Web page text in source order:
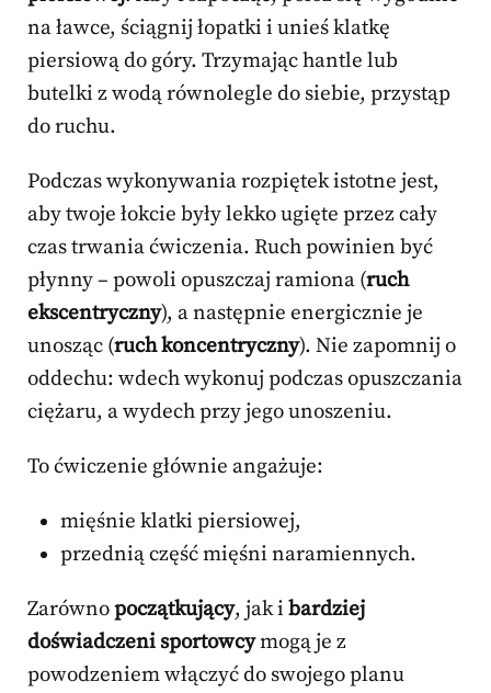
na ławce, ściągnij łopatki i unieś klatkę
piersiową do góry. Trzymając hantle lub
butelki z wodą równolegle do siebie, przystąp
do ruchu.
Podczas wykonywania rozpiętek istotne jest,
aby twoje łokcie były lekko ugięte przez cały
czas trwania ćwiczenia. Ruch powinien być
płynny – powoli opuszczaj ramiona (ruch
ekscentryczny), a następnie energicznie je
unosząc (ruch koncentryczny). Nie zapomnij o
oddechu: wdech wykonuj podczas opuszczania
ciężaru, a wydech przy jego unoszeniu.
To ćwiczenie głównie angażuje:
mięśnie klatki piersiowej,
przednią część mięśni naramiennych.
Zarównopoczątkujący, jak i bardziej
doświadczeni sportowcymogą je z
powodzeniem włączyć do swojego planu